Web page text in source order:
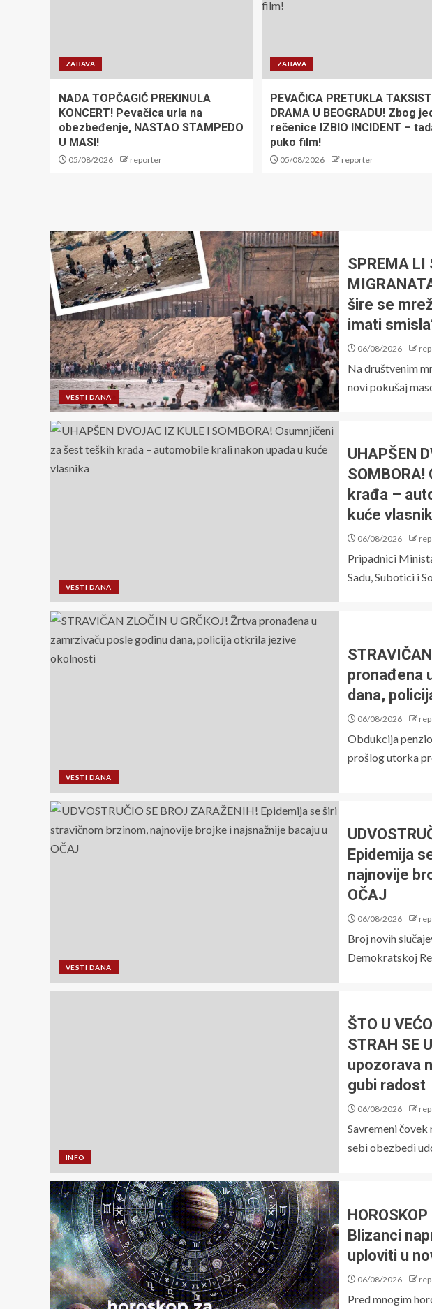
ZABAVA
NADA TOPČAGIĆ PREKINULA
KONCERT! Pevačica urla na
obezbeđenje, NASTAO STAMPEDO
U MASI!
05/08/2026 reporter
ZABAVA
PEVAČICA PRETUKLA
DRAMA U BEOGRADU! Zbog
rečenice IZBIO INCIDENT –
puko film!
05/08/2026 reporter
VESTI DANA
SPREMA LI
šire se
imati
06/08/2026
Na društvenim
novi pokušaj
VESTI DANA
UHAPŠEN
krađa –
kuće
06/08/2026
Pripadnici
Sadu, Subotici i
VESTI DANA
pronađena
dana,
06/08/2026
Obdukcija
prošlog utorka
VESTI DANA
Epidemija
najnovije
OČAJ
06/08/2026
Broj novih
Demokratskoj
INFO
ŠTO U
STRAH SE
upozorava
gubi radost
06/08/2026
Savremeni čovek
sebi obezbedi
Blizanci
uploviti u
06/08/2026
Pred mnogim